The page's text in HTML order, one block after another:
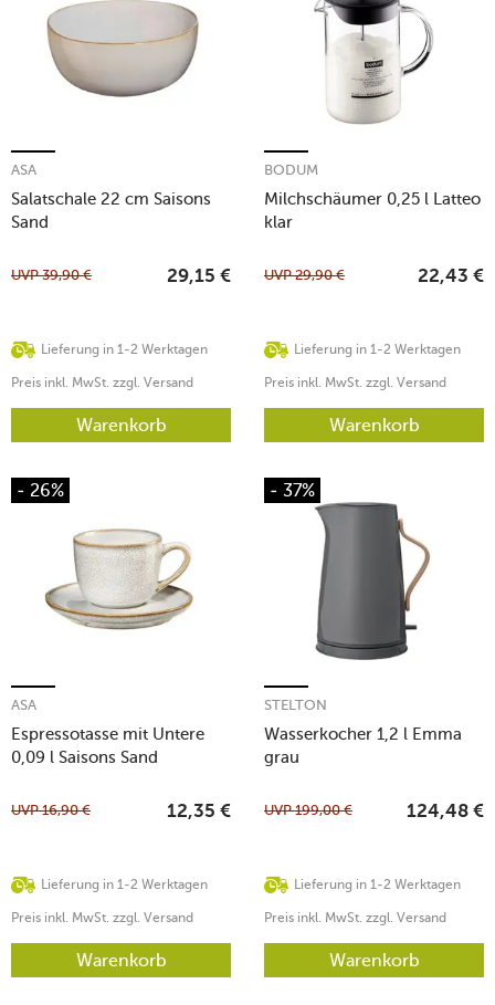
Salatschale 22 cm Saisons
Sand
ASA
Lieferung in 1-2 Werktagen
UVP39,90 € 29,15 €
Preis inkl. MwSt. zzgl. Versand
Warenkorb
Milchschäumer 0,25 l Latteo
klar
BODUM
Lieferung in 1-2 Werktagen
UVP29,90 € 22,43 €
Preis inkl. MwSt. zzgl. Versand
Warenkorb
- 26%
Espressotasse mit Untere
0,09 l Saisons Sand
ASA
Lieferung in 1-2 Werktagen
UVP16,90 € 12,35 €
Preis inkl. MwSt. zzgl. Versand
Warenkorb
- 37%
Wasserkocher 1,2 l Emma
grau
STELTON
Lieferung in 1-2 Werktagen
UVP199,00 € 124,48 €
Preis inkl. MwSt. zzgl. Versand
Warenkorb